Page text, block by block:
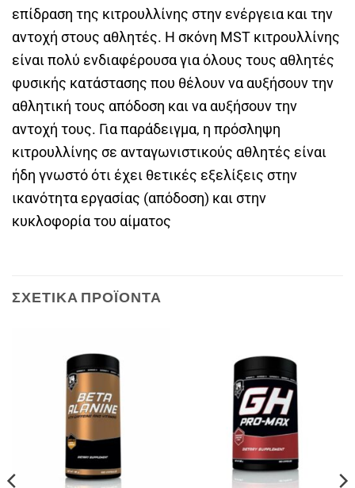
επίδραση της κιτρουλλίνης στην ενέργεια και την
αντοχή στους αθλητές. Η σκόνη MST κιτρουλλίνης
είναι πολύ ενδιαφέρουσα για όλους τους αθλητές
φυσικής κατάστασης που θέλουν να αυξήσουν την
αθλητική τους απόδοση και να αυξήσουν την
αντοχή τους. Για παράδειγμα, η πρόσληψη
κιτρουλλίνης σε ανταγωνιστικούς αθλητές είναι
ήδη γνωστό ότι έχει θετικές εξελίξεις στην
ικανότητα εργασίας (απόδοση) και στην
κυκλοφορία του αίματος
ΣΧΕΤΙΚΆ ΠΡΟΪΌΝΤΑ